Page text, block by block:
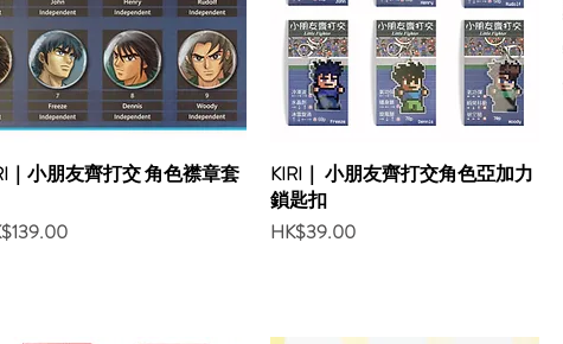
｜小朋友齊打交 角色襟章套
KIRI｜ 小朋友齊打交角色亞加力
鎖匙扣
Price
HK$39.00